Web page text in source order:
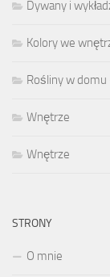
Dywany i
Kolory we
Rośliny w
Wnętrze
Wnętrze
STRONY
O mnie